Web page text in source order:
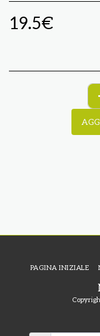
19.5€
PAGINA INIZIALE